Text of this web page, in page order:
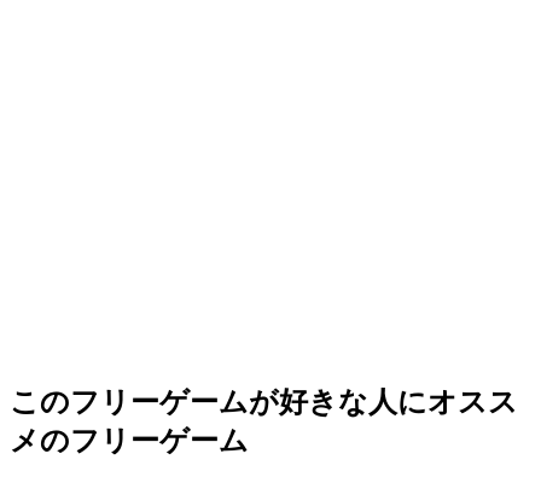
このフリーゲームが好きな人にオスス
メのフリーゲーム